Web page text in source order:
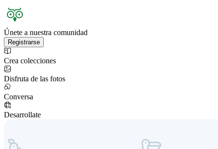
Únete a nuestra comunidad
Registrarse
Crea colecciones
Disfruta de las fotos
Conversa
Desarrollate